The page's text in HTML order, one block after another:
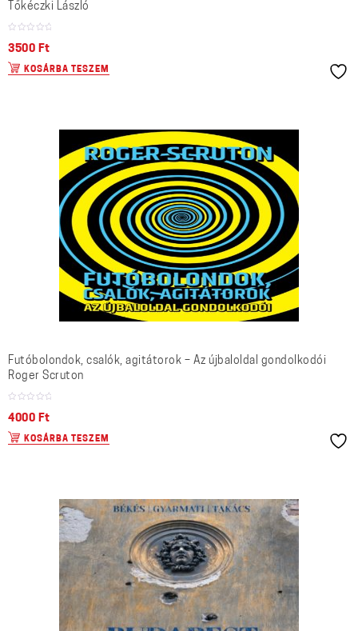
Tőkéczki László
3500 Ft
KOSÁRBA TESZEM
Futóbolondok, csalók, agitátorok – Az újbaloldal gondolkodói
Roger Scruton
4000 Ft
KOSÁRBA TESZEM